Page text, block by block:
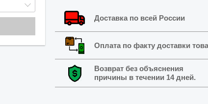
Доставка по всей России
Оплата по факту доставки
Возврат без объяснения
причины в течении 14 дней.